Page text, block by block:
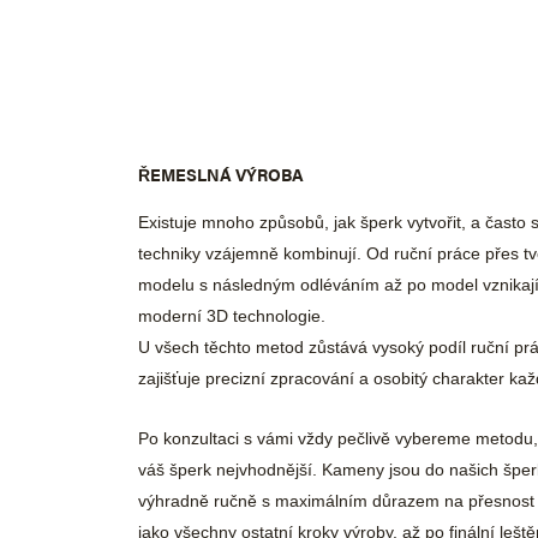
ŘEMESLNÁ VÝROBA
Existuje mnoho způsobů, jak šperk vytvořit, a často
techniky vzájemně kombinují. Od ruční práce přes
modelu s následným odléváním až po model
moderní 3D technologie.
U všech těchto metod zůstává vysoký podíl ruční
zajišťuje precizní zpracování a osobitý charakter
Po konzultaci s vámi vždy pečlivě vybereme
váš šperk nejvhodnější. Kameny jsou do našich
výhradně ručně s maximálním důrazem na
jako všechny ostatní kroky výroby, až po finální